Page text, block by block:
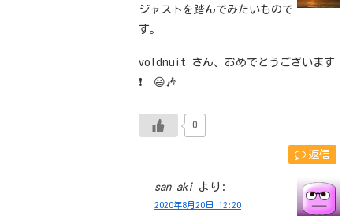
ジャストを踏んでみたいもので
す。
voldnuit さん、おめでとうございます
❗ 😃🎶
0
返信
san aki より:
2020年8月20日 12:20